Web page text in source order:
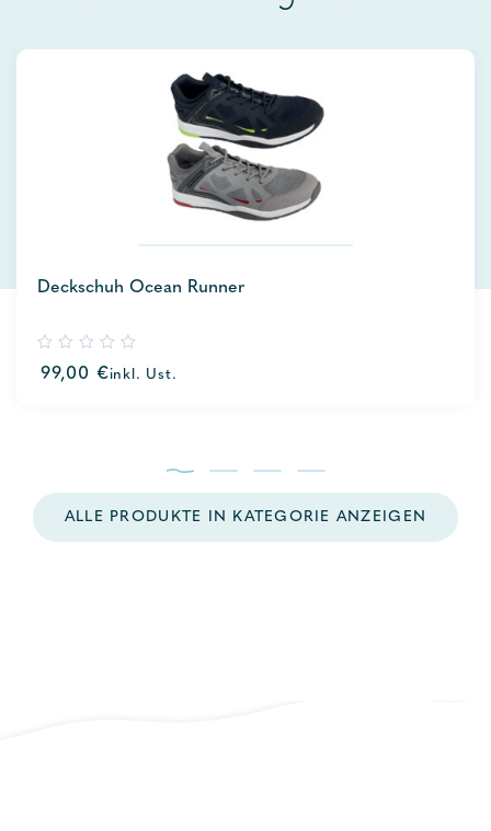
Deckschuh Ocean Runner
out
99,00 €inkl. Ust.
ALLE PRODUKTE IN KATEGORIE ANZEIGEN